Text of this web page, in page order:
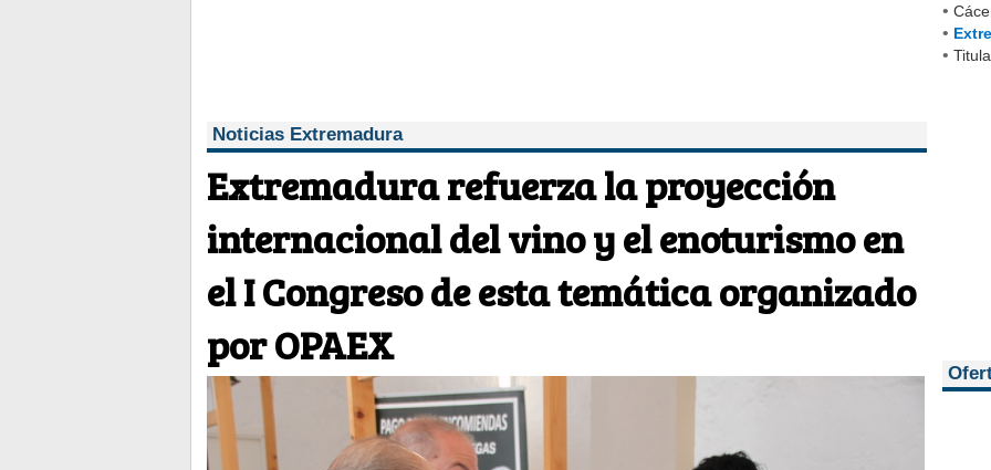
Noticias Extremadura
Extremadura refuerza la proyección
internacional del vino y el enoturismo en
el I Congreso de esta temática organizado
por OPAEX
•
•
•